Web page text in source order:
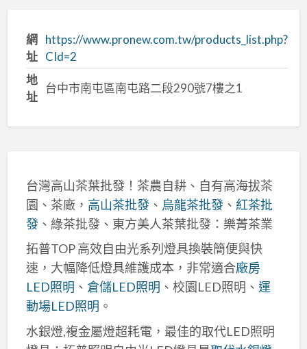
網
址
https://www.pronew.com.tw/products_list.php?
CId=2
地
址
台中市南屯區南屯路二段290號7樓之1
台灣高山茶葉批發！茶農自耕、自有高海拔茶
園、茶廠， 高山茶批發、 烏龍茶批發、 紅茶批
發、綠茶批發、東方美人茶葉批發：樂菁茶業
拓普TOP 高效自由光系列燈具換裝簡便與快
速，大幅降低燈具維護成本，非常適合廠房
LED照明 、 倉儲LED照明 、校園LED照明、 運
動場LED照明 。
水銀燈,複金屬燈超耗電，最佳的取代LED照明